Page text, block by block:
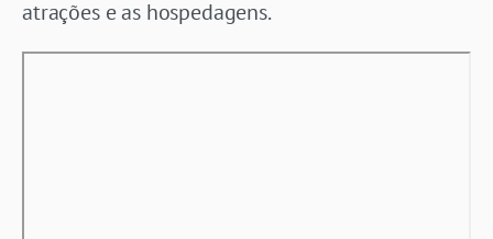
atrações e as hospedagens.